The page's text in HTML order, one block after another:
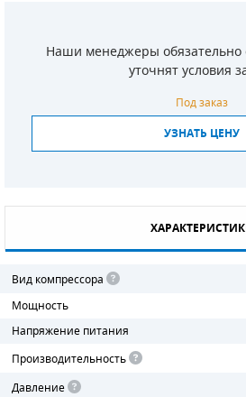
Наши менеджеры обязательно
уточнят условия
Под заказ
УЗНАТЬ ЦЕНУ
Вид компрессора
Мощность
Напряжение питания
Производительность
Давление
ФИЛЬТРОВ
ДЛЯ АДСОРБЦИОННЫХ ОСУШИТЕЛЕЙ
ДИЗЕЛЬНЫЕ ДВИГАТЕЛИ
ФИЛЬТРЫ ТОПЛИВНЫЕ
РАДИАТОРЫ